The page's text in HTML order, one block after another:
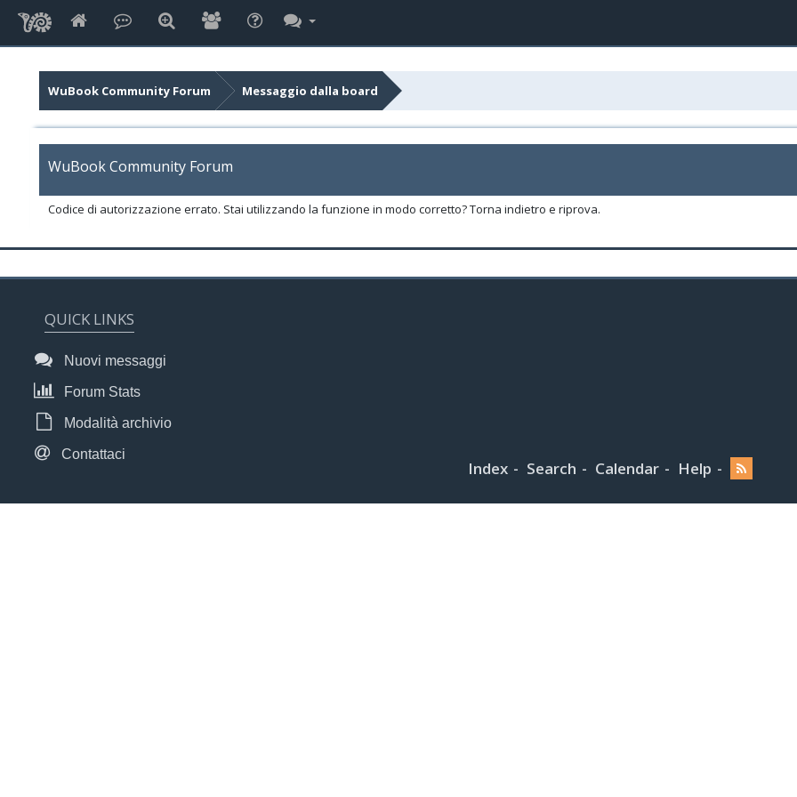
WuBook Community Forum Messaggio dalla board
WuBook Community Forum
Codice di autorizzazione errato. Stai utilizzando la funzione in modo corretto? Torna indietro e riprova.
QUICK LINKS
Nuovi messaggi
Forum Stats
Modalità archivio
Contattaci
Index Search Calendar Help